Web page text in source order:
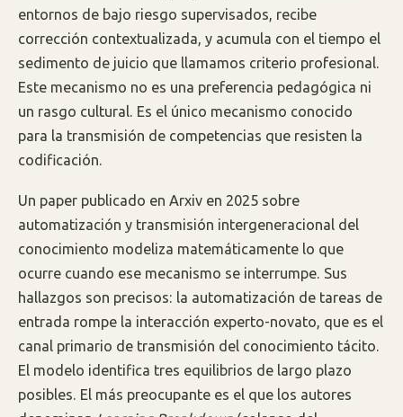
entornos de bajo riesgo supervisados, recibe
corrección contextualizada, y acumula con el tiempo el
sedimento de juicio que llamamos criterio profesional.
Este mecanismo no es una preferencia pedagógica ni
un rasgo cultural. Es el único mecanismo conocido
para la transmisión de competencias que resisten la
codificación.
Un paper publicado en Arxiv en 2025 sobre
automatización y transmisión intergeneracional del
conocimiento modeliza matemáticamente lo que
ocurre cuando ese mecanismo se interrumpe. Sus
hallazgos son precisos: la automatización de tareas de
entrada rompe la interacción experto-novato, que es el
canal primario de transmisión del conocimiento tácito.
El modelo identifica tres equilibrios de largo plazo
posibles. El más preocupante es el que los autores